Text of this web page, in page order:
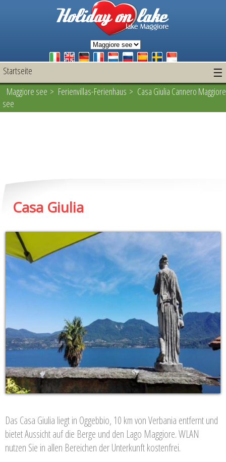
Startseite ☰
Maggiore see > Ferienvillas-Ferienhaus > Casa Giulia Cannero Maggiore
see
Casa Giulia
Das Casa Giulia liegt in Oggebbio, 10 km von Verbania entfernt und
bietet Aussicht auf die Berge und den Lago Maggiore. WLAN
nutzen Sie in allen Bereichen der Unterkunft kostenfrei.